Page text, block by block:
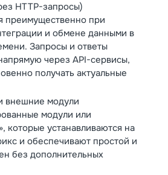
HTTP-запросы)
преимущественно при
и обмене данными в
Запросы и ответы
через API-сервисы,
получать актуальные
внешние модули
модули или
которые устанавливаются на
и обеспечивают простой и
без дополнительных